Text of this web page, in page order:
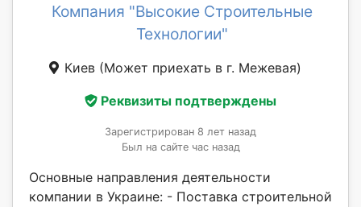
Компания "Высокие Строительные
Технологии"
Киев (Может приехать в г. Межевая)
Реквизиты подтверждены
Зарегистрирован 8 лет назад
Был на сайте час назад
Основные направления деятельности
компании в Украине: - Поставка строительной